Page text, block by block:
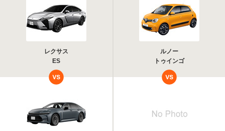
レクサス
ES
ルノー
トゥインゴ